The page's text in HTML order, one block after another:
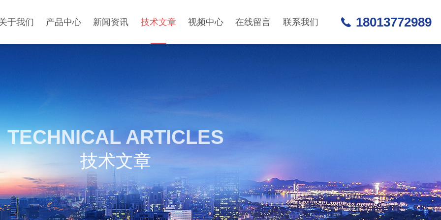
于我们 产品中心 新闻资讯 技术文章 视频中心 在线留言 联系我们 18013772989
TECHNICAL ARTICLES
技术文章